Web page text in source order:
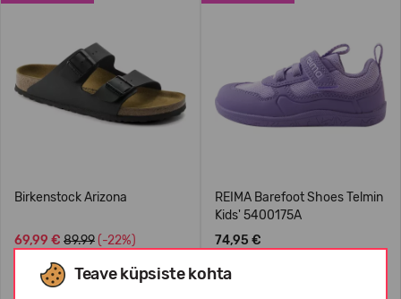
Teave küpsiste kohta
Birkenstock Arizona
69,99 € 89.99 (-22%)
REIMA Barefoot Shoes Telmin
Kids' 5400175A
74,95 €